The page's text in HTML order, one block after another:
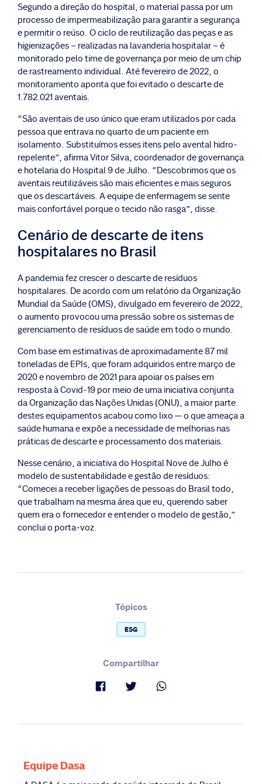
Segundo a direção do hospital, o material passa por um
processo de impermeabilização para garantir a segurança
e permitir o reúso. O ciclo de reutilização das peças e as
higienizações – realizadas na lavanderia hospitalar – é
monitorado pelo time de governança por meio de um chip
de rastreamento individual. Até fevereiro de 2022, o
monitoramento aponta que foi evitado o descarte de
1.782.021 aventais.
“São aventais de uso único que eram utilizados por cada
pessoa que entrava no quarto de um paciente em
isolamento. Substituímos esses itens pelo avental hidro-
repelente”, afirma Vitor Silva, coordenador de governança
e hotelaria do Hospital 9 de Julho. “Descobrimos que os
aventais reutilizáveis são mais eficientes e mais seguros
que os descartáveis. A equipe de enfermagem se sente
mais confortável porque o tecido não rasga”, disse.
Cenário de descarte de itens
hospitalares no Brasil
A pandemia fez crescer o descarte de resíduos
hospitalares. De acordo com um relatório da Organização
Mundial da Saúde (OMS), divulgado em fevereiro de 2022,
o aumento provocou uma pressão sobre os sistemas de
gerenciamento de resíduos de saúde em todo o mundo.
Com base em estimativas de aproximadamente 87 mil
toneladas de EPIs, que foram adquiridos entre março de
2020 e novembro de 2021 para apoiar os países em
resposta à Covid-19 por meio de uma iniciativa conjunta
da Organização das Nações Unidas (ONU), a maior parte
destes equipamentos acabou como lixo — o que ameaça a
saúde humana e expõe a necessidade de melhorias nas
práticas de descarte e processamento dos materiais.
Nesse cenário, a iniciativa do Hospital Nove de Julho é
modelo de sustentabilidade e gestão de resíduos:
“Comecei a receber ligações de pessoas do Brasil todo,
que trabalham na mesma área que eu, querendo saber
quem era o fornecedor e entender o modelo de gestão,”
conclui o porta-voz.
Tópicos
ESG
Compartilhar
Equipe Dasa